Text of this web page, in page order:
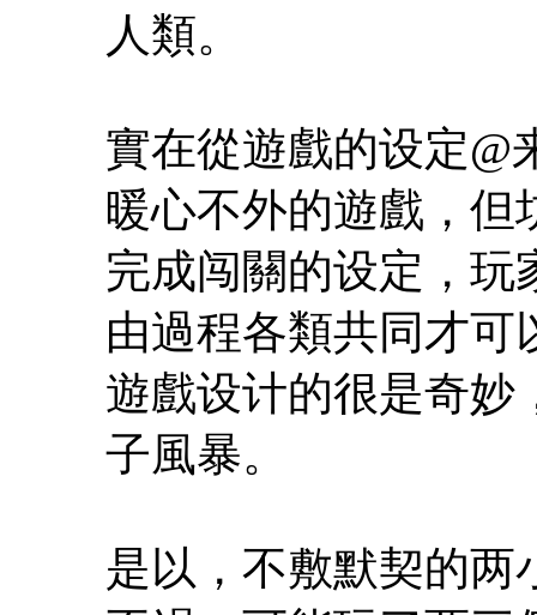
人類。
實在從遊戲的设定@
暖心不外的遊戲，但
完成闯關的设定，玩
由過程各類共同才可
遊戲设计的很是奇妙
子風暴。
是以，不敷默契的两